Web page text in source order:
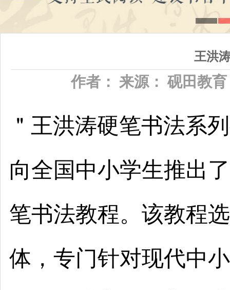
王洪
作者： 来源： 砚田教
＂王洪涛硬笔书法系
向全国中小学生推出
笔书法教程。该教程
体，专门针对现代中